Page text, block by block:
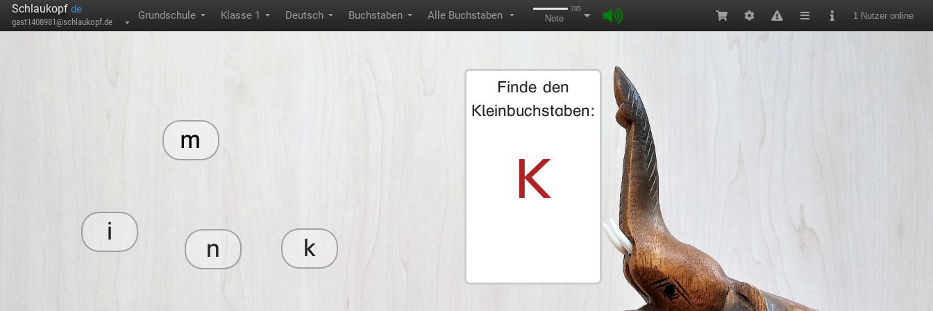
Schlaukopf.de
gast1408981@schlaukopf.de ▼
Grundschule ▼ Klasse 1 ▼ Deutsch ▼ Buchstaben ▼ Alle Buchstaben ▼
795
Note 1 Nutzer online
Finde den
Kleinbuchstaben:
K
n k
i
m